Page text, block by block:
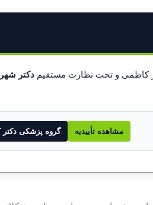
کاظمی و تحت نظارت مستقیم دکتر
مشاهده تأییدیه گروه پزشکی